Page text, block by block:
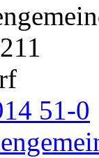
51-0